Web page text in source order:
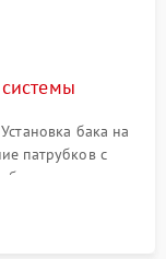
бака на
патрубков с
стыков
протечек воды.